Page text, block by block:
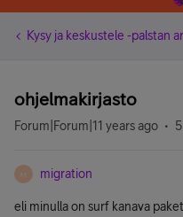
Kysy ja keskustele -palstan
ohjelmakirjasto
Forum|Forum|11 years ago
M migration
eli minulla on surf kanava